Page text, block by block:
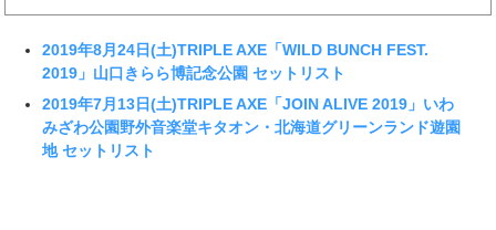
2019年8月24日(土)TRIPLE AXE「WILD BUNCH FEST.
2019」山口きらら博記念公園 セットリスト
2019年7月13日(土)TRIPLE AXE「JOIN ALIVE 2019」いわ
みざわ公園野外音楽堂キタオン・北海道グリーンランド遊園
地 セットリスト